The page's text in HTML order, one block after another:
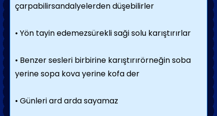
çarpabilirsandalyelerden düşebilirler
• Yön tayin edemezsürekli saği solu karıştırırlar
• Benzer sesleri birbirine karıştırırörneğin soba
yerine sopa kova yerine kofa der
• Günleri ard arda sayamaz